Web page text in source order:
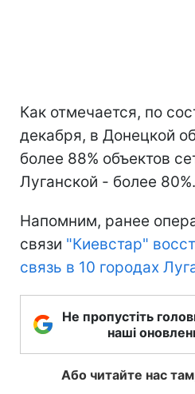
Как отмечается, по
декабря, в Донецкой
более 88% объектов
Луганской - более 80%.
Напомним, ранее
связи "Киевстар"
связь в 10 городах
Не пропустіть
наші
Або читайте нас